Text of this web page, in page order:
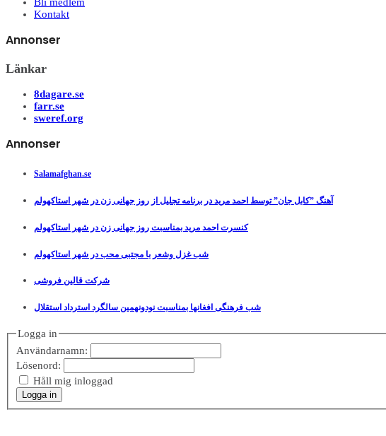
Bli medlem
Kontakt
Annonser
Länkar
8dagare.se
farr.se
sweref.org
Annonser
Salamafghan.se
آهنگ ”کابل جان” توسط احمد مرید در برنامه تجلیل از روز جهانی زن در شهر استاکهولم
کنسرت احمد مرید بمناسبت روز جهانی زن در شهر استاکهولم
شب غزل وشعر با مجتبی محب در شهر استاکهولم
شرکت قالین فروشی
شب فرهنگی افغانها بمناسبت نودونهمین سالگرد استرداد استقلال
Logga in
Användarnamn:
Lösenord:
Håll mig inloggad
Logga in